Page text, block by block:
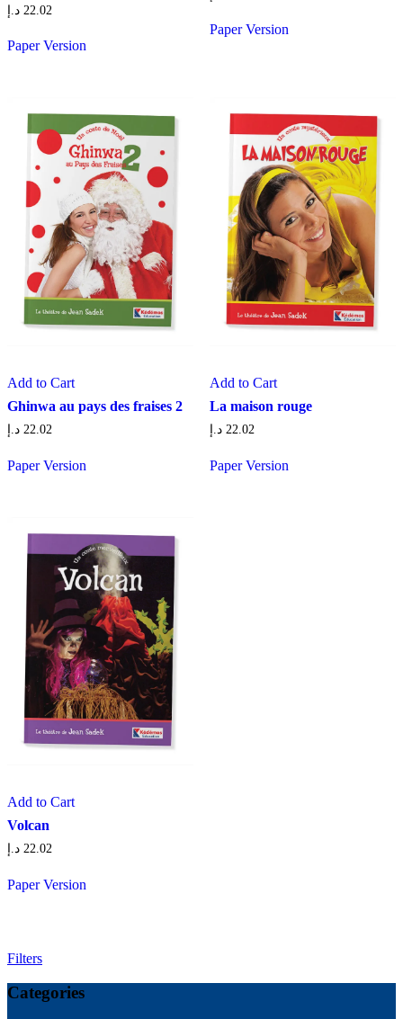
22.02 د.إ
Paper Version
Paper Version
Add to Cart
Ghinwa au pays des fraises 2
22.02 د.إ
Paper Version
Add to Cart
La maison rouge
22.02 د.إ
Paper Version
Add to Cart
Volcan
22.02 د.إ
Paper Version
Filters
Categories